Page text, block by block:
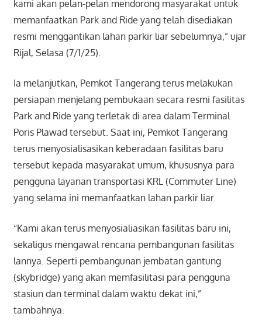
kami akan pelan-pelan mendorong masyarakat untuk
memanfaatkan Park and Ride yang telah disediakan
resmi menggantikan lahan parkir liar sebelumnya,” ujar
Rijal, Selasa (7/1/25).
Ia melanjutkan, Pemkot Tangerang terus melakukan
persiapan menjelang pembukaan secara resmi fasilitas
Park and Ride yang terletak di area dalam Terminal
Poris Plawad tersebut. Saat ini, Pemkot Tangerang
terus menyosialisasikan keberadaan fasilitas baru
tersebut kepada masyarakat umum, khususnya para
pengguna layanan transportasi KRL (Commuter Line)
yang selama ini memanfaatkan lahan parkir liar.
“Kami akan terus menyosialiasikan fasilitas baru ini,
sekaligus mengawal rencana pembangunan fasilitas
lannya. Seperti pembangunan jembatan gantung
(skybridge) yang akan memfasilitasi para pengguna
stasiun dan terminal dalam waktu dekat ini,”
tambahnya.